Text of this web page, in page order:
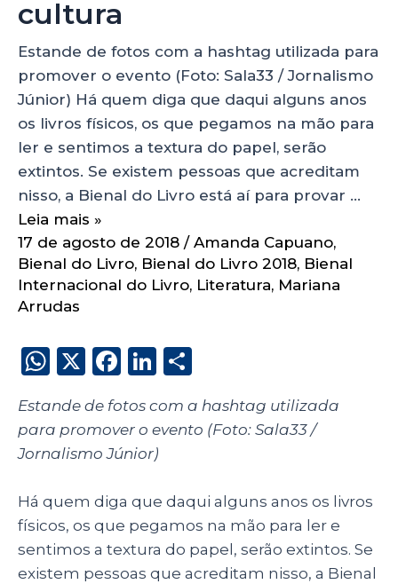
cultura
Estande de fotos com a hashtag utilizada para
promover o evento (Foto: Sala33 / Jornalismo
Júnior) Há quem diga que daqui alguns anos
os livros físicos, os que pegamos na mão para
ler e sentimos a textura do papel, serão
extintos. Se existem pessoas que acreditam
nisso, a Bienal do Livro está aí para provar …
Leia mais »
17 de agosto de 2018 / Amanda Capuano,
Bienal do Livro, Bienal do Livro 2018, Bienal
Internacional do Livro, Literatura, Mariana
Arrudas
W
a
ts
p
p
X
F
c
e
o
o
k
Li
k
e
n
a
re
Estande de fotos com a hashtag utilizada
para promover o evento (Foto: Sala33 /
Jornalismo Júnior)
Há quem diga que daqui alguns anos os livros
físicos, os que pegamos na mão para ler e
sentimos a textura do papel, serão extintos. Se
existem pessoas que acreditam nisso, a Bienal